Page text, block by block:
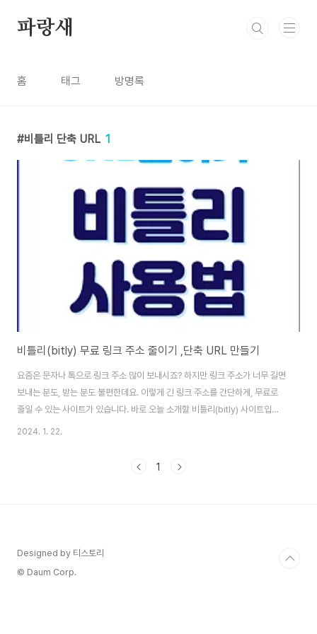
파랑새
홈 태그 방명록
비틀리 단축 URL 1
비틀리(bitly) 무료 링크 주소 줄이기 ,단축 URL 만들기
요즘은 문자나 톡으로 링크 주소 많이 보내시죠? 하지만 링크 주소가 너무 길면
보내는 분도, 받는 분도 불편한데요. 이렇게 긴 링크 주소를 간단하게, 무료로
줄일 수 있는 사이트가 있습니다. 바로 오늘 소개할 비틀리(bitly) 사이트입니
다. 여러 링크 단축 사이트 중에서도 사용법이 간단하고 무료로 이용할 수 있어
소 줄이기(비틀리) 👉 목차 비틀리(bitly) 바로가기 이전에는 비틀리 사이트를
2024. 1. 22.
1
Designed by 티스토리
© Daum Corp.